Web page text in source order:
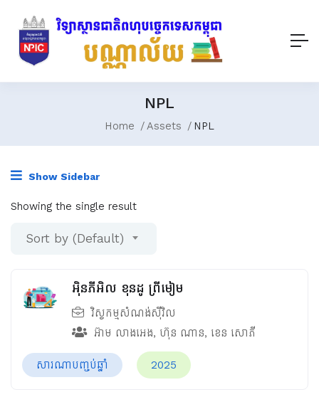
NPL
Home Assets NPL
Show Sidebar
Showing the single result
Sort by (Default)
អ៊ិនភីអិល ខុនដូ ព្រីមៀម
វិស្វកម្មសំណង់ស៊ីវិល
អ៊ាម​ លាងអេង, ហ៊ុន ណាន, ខេន សោភី
សារណាបញ្ចប់ឆ្នាំ 2025